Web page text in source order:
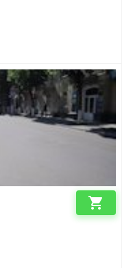
shopping_cart